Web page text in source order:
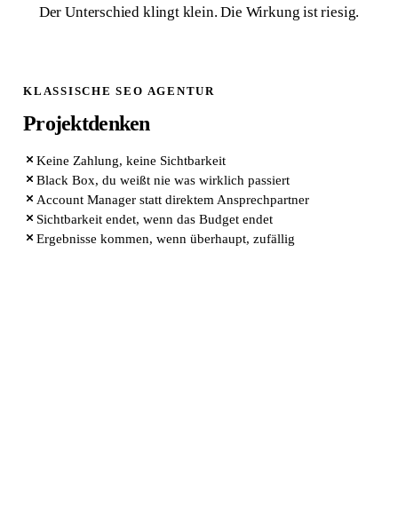
Der Unterschied klingt klein. Die Wirkung ist riesig.
KLASSISCHE SEO AGENTUR
Projektdenken
Keine Zahlung, keine Sichtbarkeit
Black Box, du weißt nie was wirklich passiert
Account Manager statt direktem Ansprechpartner
Sichtbarkeit endet, wenn das Budget endet
Ergebnisse kommen, wenn überhaupt, zufällig